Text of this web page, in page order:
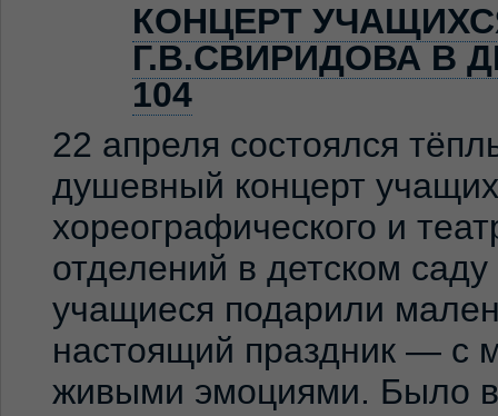
КОНЦЕРТ
Г.В.СВИРИДОВА В
104
22 апреля состоялся
душевный концерт
хореографического и
отделений в детском
учащиеся подарили
настоящий праздник — с
живыми эмоциями. Было